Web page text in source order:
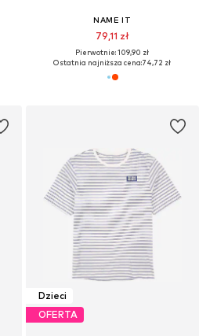
NAME IT
79,11 zł
Pierwotnie: 109,90 zł
Ostatnia najniższa cena:74,72 zł
Dzieci
OFERTA